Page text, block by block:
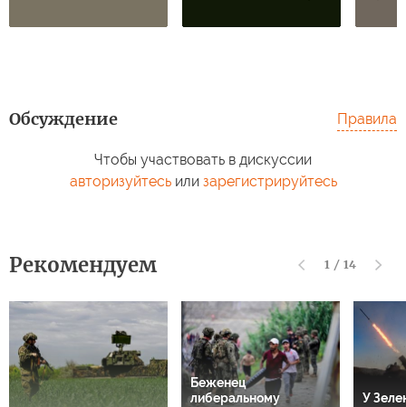
Обсуждение Правила
Чтобы участвовать в дискуссии
авторизуйтесьили зарегистрируйтесь
Рекомендуем 1 / 14
Беженец
либеральному
У